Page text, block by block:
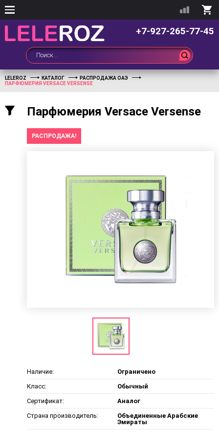
+7-927-265-77-45
LELEROZ КАТАЛОГ
РАСПРОДАЖА ОАЭ
ПАРФЮМЕРИЯ VERSACE VERSENSE
Парфюмерия Versace Versense
РАСПРОДАЖА!
Наличие:
Ограничено
Класс:
Обычный
Сертификат:
Аналог
Страна производитель:
Объединенные Арабские
Эмираты